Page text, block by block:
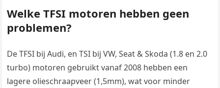
Welke TFSI motoren hebben geen
problemen?
De TFSI bij Audi, en TSI bij VW, Seat & Skoda (1.8 en 2.0
turbo) motoren gebruikt vanaf 2008 hebben een
lagere olieschraapveer (1,5mm), wat voor minder